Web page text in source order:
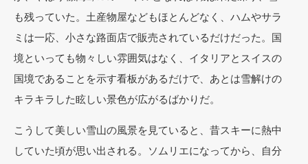
も残っていた。土産物屋などもほとんどなく、ハムやサラ
ミは一応、小さな路面店で販売されているだけだった。国
境といっても物々しい雰囲気はなく、イタリアとスイスの
国境であることを示す看板があるだけで、あとは雪解けの
キラキラした眩しい景色が広がるばかりだ。
こうして美しい雪山の風景を見ていると、昔スキーに熱中
していた頃が思い出される。ソムリエになってから、自分